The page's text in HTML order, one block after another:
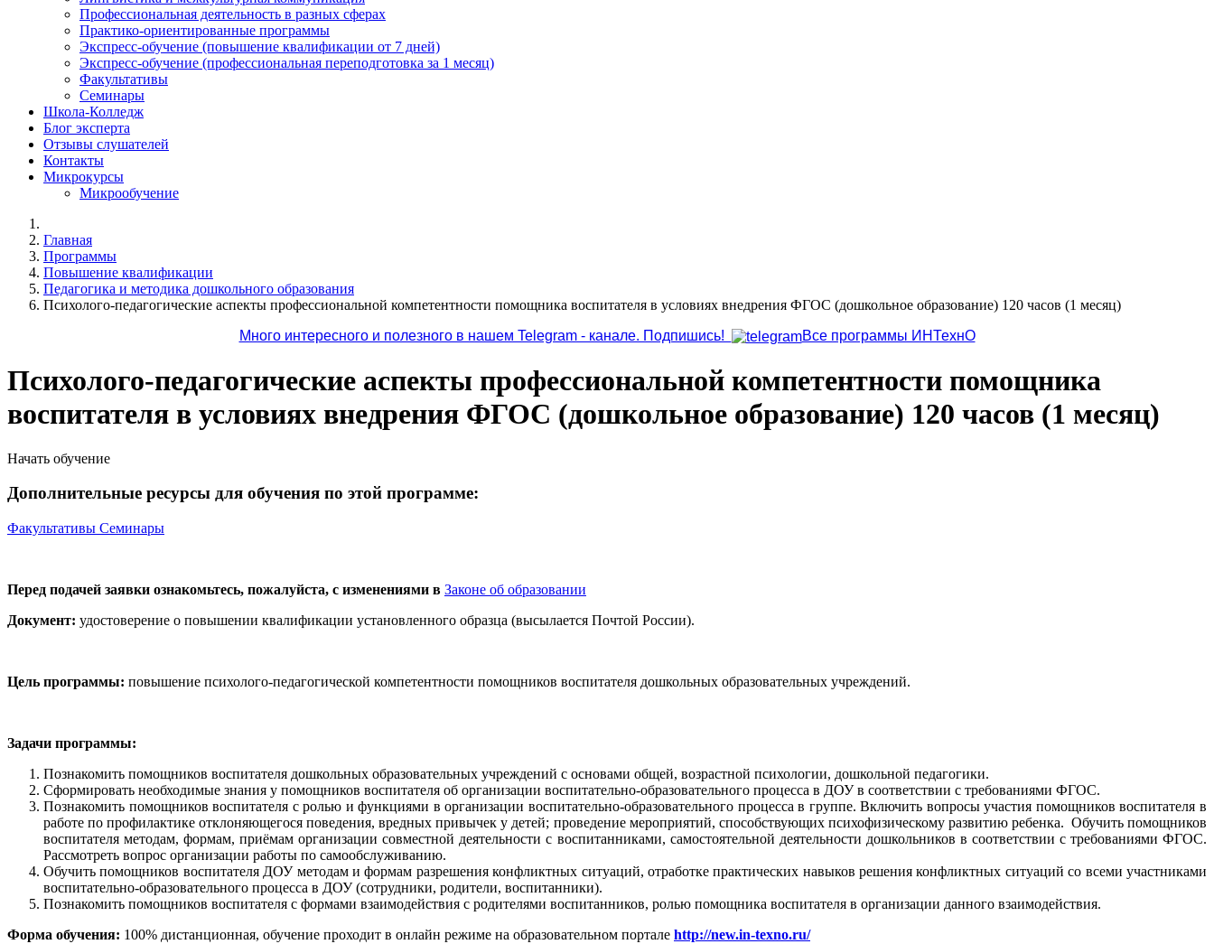
Профессиональная деятельность в разных сферах
Практико-ориентированные программы
Экспресс-обучение (повышение квалификации от 7 дней)
Экспресс-обучение (профессиональная переподготовка за 1 месяц)
Факультативы
Семинары
Школа-Колледж
Блог эксперта
Отзывы слушателей
Контакты
Микрокурсы
Микрообучение
Главная
Программы
Повышение квалификации
Педагогика и методика дошкольного образования
Психолого-педагогические аспекты профессиональной компетентности помощника воспитателя в условиях внедрения ФГОС (дошкольное образование) 120 часов (1 месяц)
Много интересного и полезного в нашем Telegram - канале. Подпишись!
Все программы ИНТехнО
Психолого-педагогические аспекты профессиональной компетентности помощника
воспитателя в условиях внедрения ФГОС (дошкольное образование) 120 часов (1 месяц)
Начать обучение
Дополнительные ресурсы для обучения по этой программе:
Факультативы Семинары
Перед подачей заявки ознакомьтесь, пожалуйста, с изменениями в Законе об образовании
Документ: удостоверение о повышении квалификации установленного образца (высылается Почтой России).
Цель программы: повышение психолого-педагогической компетентности помощников воспитателя дошкольных образовательных учреждений.
Задачи программы:
Познакомить помощников воспитателя дошкольных образовательных учреждений с основами общей, возрастной психологии, дошкольной педагогики.
Сформировать необходимые знания у помощников воспитателя об организации воспитательно-образовательного процесса в ДОУ в соответствии с требованиями ФГОС.
Познакомить помощников воспитателя с ролью и функциями в организации воспитательно-образовательного процесса в группе. Включить вопросы участия помощников воспитателя в
работе по профилактике отклоняющегося поведения, вредных привычек у детей; проведение мероприятий, способствующих психофизическому развитию ребенка. Обучить помощников
воспитателя методам, формам, приёмам организации совместной деятельности с воспитанниками, самостоятельной деятельности дошкольников в соответствии с требованиями ФГОС.
Рассмотреть вопрос организации работы по самообслуживанию.
Обучить помощников воспитателя ДОУ методам и формам разрешения конфликтных ситуаций, отработке практических навыков решения конфликтных ситуаций со всеми участниками
воспитательно-образовательного процесса в ДОУ (сотрудники, родители, воспитанники).
Познакомить помощников воспитателя с формами взаимодействия с родителями воспитанников, ролью помощника воспитателя в организации данного взаимодействия.
Форма обучения: 100% дистанционная, обучение проходит в онлайн режиме на образовательном портале http://new.in-texno.ru/